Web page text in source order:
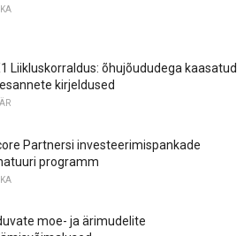
Liikluskorraldus: õhujõududega kaasatud
kirjeldused
Partnersi investeerimispankade
programm
moe- ja ärimudelite